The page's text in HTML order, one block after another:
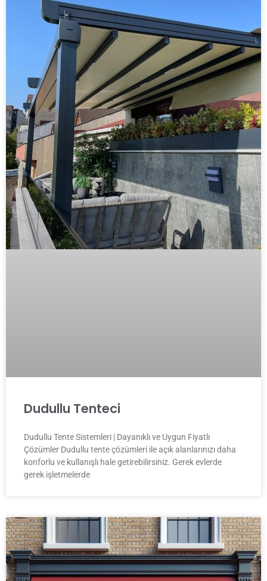
Dudullu Tenteci
Dudullu Tente Sistemleri | Dayanıklı ve Uygun Fiyatlı
Çözümler Dudullu tente çözümleri ile açık alanlarınızı daha
konforlu ve kullanışlı hale getirebilirsiniz. Gerek evlerde
gerek işletmelerde